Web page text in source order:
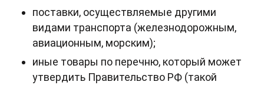
поставки, осуществляемые другими
видами транспорта (железнодорожным,
авиационным, морским);
иные товары по перечню, который может
утвердить Правительство РФ (такой